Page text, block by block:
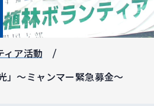
ィア活動
」～ミャンマー緊急募金～